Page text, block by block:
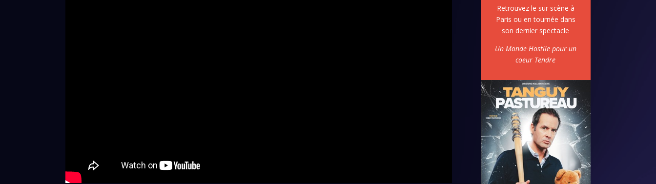
Retrouvez le sur scène à
Paris ou en tournée dans
son dernier spectacle
Un Monde Hostile pour un
coeur Tendre